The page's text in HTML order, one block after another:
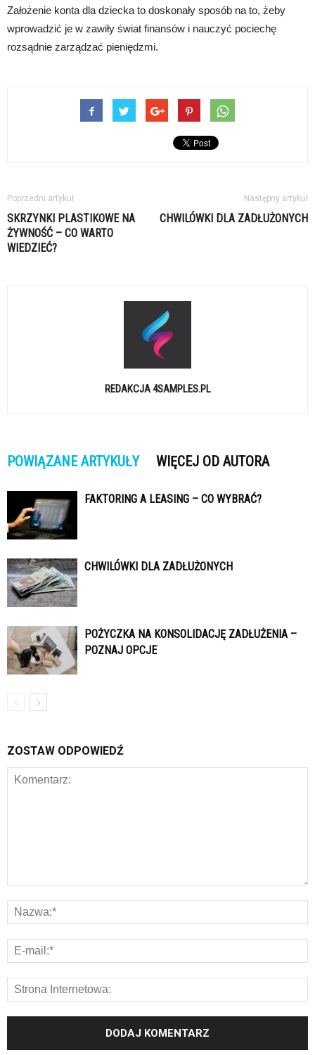
Założenie konta dla dziecka to doskonały sposób na to, żeby
wprowadzić je w zawiły świat finansów i nauczyć pociechę
rozsądnie zarządzać pieniędzmi.
Poprzedni artykuł
SKRZYNKI PLASTIKOWE NA
ŻYWNOŚĆ – CO WARTO
WIEDZIEĆ?
Następny artykuł
CHWILÓWKI DLA ZADŁUŻONYCH
REDAKCJA 4SAMPLES.PL
POWIĄZANE ARTYKUŁY WIĘCEJ OD AUTORA
FAKTORING A LEASING – CO WYBRAĆ?
CHWILÓWKI DLA ZADŁUŻONYCH
POŻYCZKA NA KONSOLIDACJĘ ZADŁUŻENIA –
POZNAJ OPCJE
ZOSTAW ODPOWIEDŹ